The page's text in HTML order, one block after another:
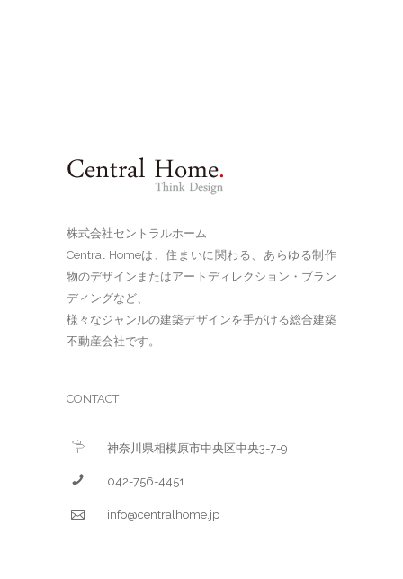
株式会社セントラルホーム
Central Homeは、住まいに関わる、あらゆる制作
物のデザインまたはアートディレクション・ブラン
ディングなど、
様々なジャンルの建築デザインを手がける総合建築
不動産会社です。
CONTACT
神奈川県相模原市中央区中央3-7-9
042-756-4451
info@centralhome.jp